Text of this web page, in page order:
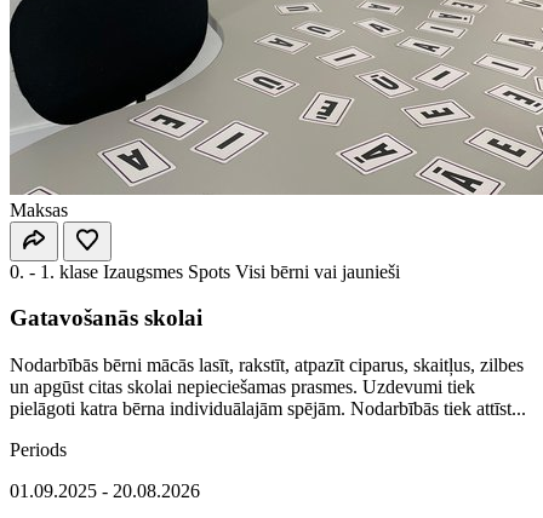
Maksas
0. - 1. klase Izaugsmes Spots Visi bērni vai jaunieši
Gatavošanās skolai
Nodarbībās bērni mācās lasīt, rakstīt, atpazīt ciparus, skaitļus, zilbes
un apgūst citas skolai nepieciešamas prasmes. Uzdevumi tiek
pielāgoti katra bērna individuālajām spējām. Nodarbībās tiek attīst...
Periods
01.09.2025 - 20.08.2026